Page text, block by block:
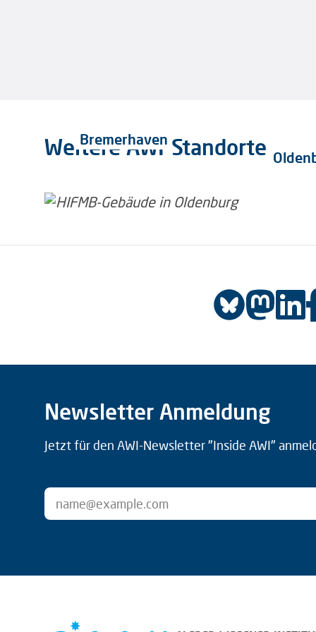
Weitere AWI-Standorte
Bremerhaven
Newsletter Anmeldung
Jetzt für den AWI-Newsletter "Inside AWI"